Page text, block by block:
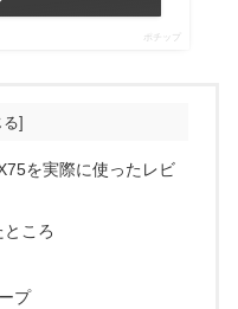
ポチップ
を実際に使ったレビ
ころ
プ